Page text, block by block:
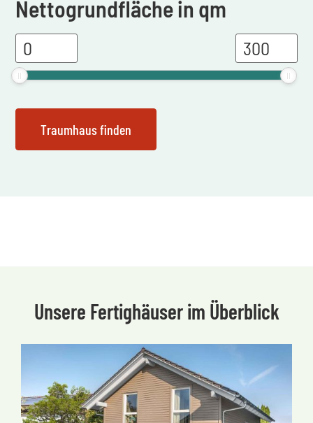
Nettogrundfläche in qm
Unsere Fertighäuser im Überblick